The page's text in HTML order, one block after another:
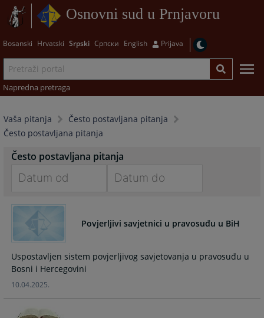
Osnovni sud u Prnjavoru
Bosanski Hrvatski Srpski Српски English Prijava
Napredna pretraga
Vaša pitanja
Često postavljana pitanja
Često postavljana pitanja
Često postavljana pitanja
forward
interact
the
calendar
and
select
to
the
select
Povjerljivi savjetnici u pravosuđu u BiH
Uspostavljen sistem povjerljivog savjetovanja u pravosuđu u
Bosni i Hercegovini
10.04.2025.